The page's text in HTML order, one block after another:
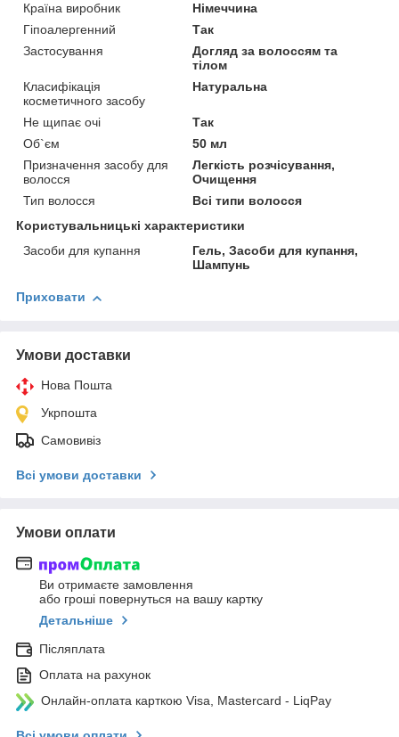
Країна виробник
Німеччина
Гіпоалергенний
Так
Застосування
Догляд за волоссям та
тілом
Класифікація
косметичного засобу
Натуральна
Не щипає очі
Так
Об`єм
50 мл
Призначення засобу для
волосся
Легкість розчісування,
Очищення
Тип волосся
Всі типи волосся
Користувальницькі характеристики
Засоби для купання
Гель, Засоби для купання,
Шампунь
Приховати
Умови доставки
Нова Пошта
Укрпошта
Самовивіз
Всі умови доставки
Умови оплати
Ви отримаєте замовлення
або гроші повернуться на вашу картку
Детальніше
Післяплата
Оплата на рахунок
Онлайн-оплата карткою Visa, Mastercard - LiqPay